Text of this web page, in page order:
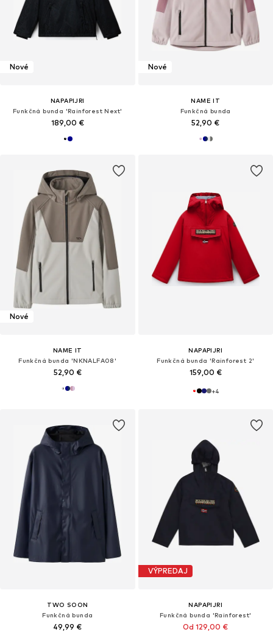
Nové
NAPAPIJRI
Funkčná bunda 'Rainforest Next'
189,00 €
Nové
NAME IT
Funkčná bunda
52,90 €
Nové
NAME IT
Funkčná bunda 'NKNALFA08'
52,90 €
NAPAPIJRI
Funkčná bunda 'Rainforest 2'
159,00 €
+4
TWO SOON
Funkčná bunda
49,99 €
VÝPREDAJ
NAPAPIJRI
Funkčná bunda 'Rainforest'
Od 129,00 €